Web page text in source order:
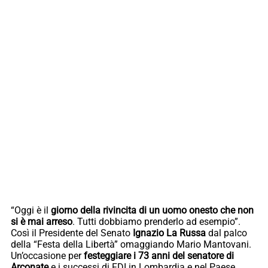
“Oggi è il giorno della rivincita di un uomo onesto che non
si è mai arreso. Tutti dobbiamo prenderlo ad esempio”.
Così il Presidente del Senato Ignazio La Russa dal palco
della “Festa della Libertà” omaggiando Mario Mantovani.
Un’occasione perfesteggiare i 73 anni del senatore di